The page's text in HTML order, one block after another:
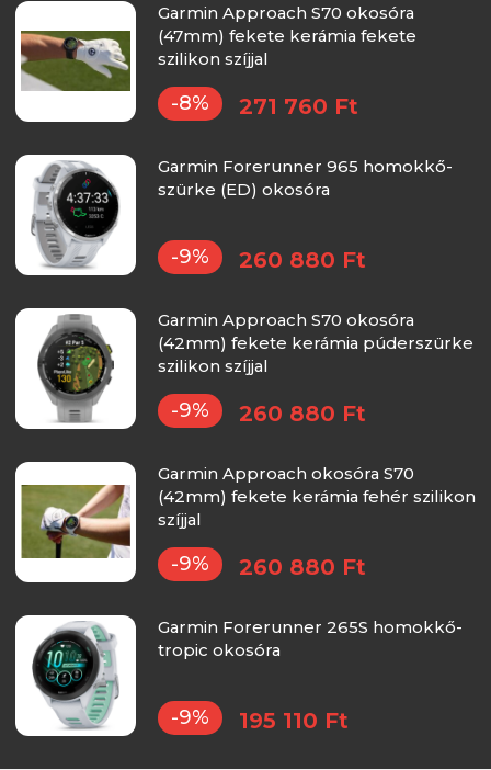
Garmin Approach S70 okosóra
(47mm) fekete kerámia fekete
szilikon szíjjal
-8% 271 760 Ft
Garmin Forerunner 965 homokkő-
szürke (ED) okosóra
-9% 260 880 Ft
Garmin Approach S70 okosóra
(42mm) fekete kerámia púderszürke
szilikon szíjjal
-9% 260 880 Ft
Garmin Approach okosóra S70
(42mm) fekete kerámia fehér szilikon
szíjjal
-9% 260 880 Ft
Garmin Forerunner 265S homokkő-
tropic okosóra
-9% 195 110 Ft